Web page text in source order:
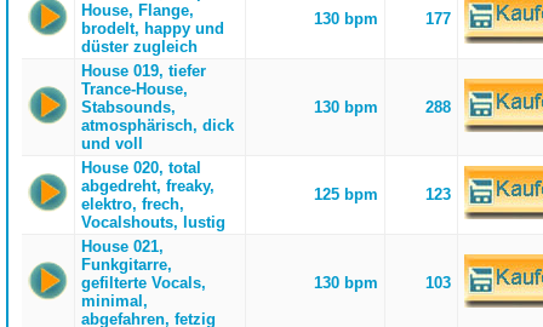
House, Flange,
brodelt, happy und
düster zugleich
130 bpm 177
House 019, tiefer
Trance-House,
Stabsounds,
atmosphärisch, dick
und voll
130 bpm 288
House 020, total
abgedreht, freaky,
elektro, frech,
Vocalshouts, lustig
125 bpm 123
House 021,
Funkgitarre,
gefilterte Vocals,
minimal,
abgefahren, fetzig
130 bpm 103